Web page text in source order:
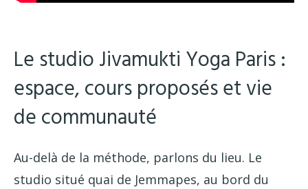
Le studio Jivamukti Yoga Paris :
espace, cours proposés et vie
de communauté
Au-delà de la méthode, parlons du lieu. Le
studio situé quai de Jemmapes, au bord du